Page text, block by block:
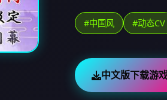
#中国风 #动态CV
中文版下载游